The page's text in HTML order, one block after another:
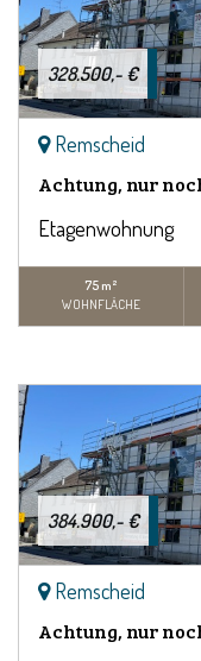
328.500,- €
Remscheid
Achtung, nur
Etagenwohnung
75 m²
WOHNFLÄCHE
384.900,- €
Remscheid
Achtung, nur